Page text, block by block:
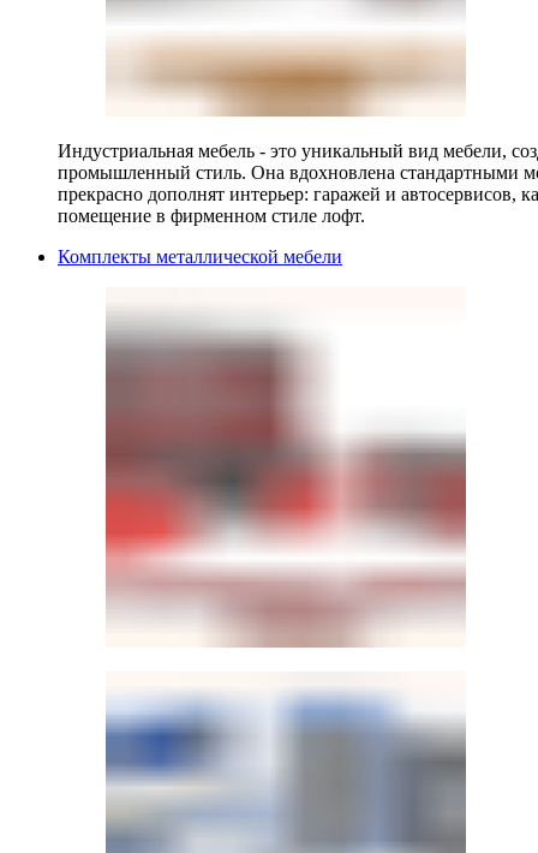
Индустриальная мебель - это уникальный вид мебели,
промышленный стиль. Она вдохновлена стандартными
прекрасно дополнят интерьер: гаражей и автосервисов,
помещение в фирменном стиле лофт.
Комплекты металлической мебели